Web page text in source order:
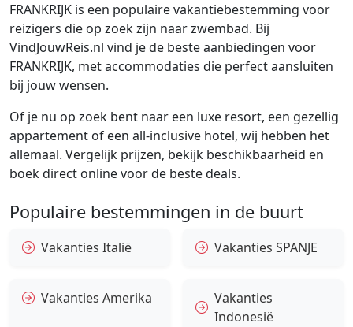
FRANKRIJK is een populaire vakantiebestemming voor
reizigers die op zoek zijn naar zwembad. Bij
VindJouwReis.nl vind je de beste aanbiedingen voor
FRANKRIJK, met accommodaties die perfect aansluiten
bij jouw wensen.
Of je nu op zoek bent naar een luxe resort, een gezellig
appartement of een all-inclusive hotel, wij hebben het
allemaal. Vergelijk prijzen, bekijk beschikbaarheid en
boek direct online voor de beste deals.
Populaire bestemmingen in de buurt
Vakanties Italië Vakanties SPANJE
Vakanties Amerika
Vakanties
Indonesië